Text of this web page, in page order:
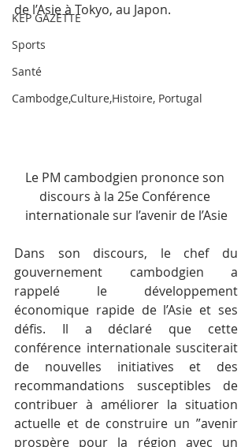
KEP GAZETTE
Sports
Santé
Cambodge,Culture,Histoire, Portugal
de l’Asie à Tokyo, au Japon.
Le PM cambodgien prononce son
discours à la 25e Conférence
internationale sur l’avenir de l’Asie
Dans son discours, le chef du
gouvernement cambodgien a
rappelé le développement
économique rapide de l’Asie et ses
défis. Il a déclaré que cette
conférence internationale susciterait
de nouvelles initiatives et des
recommandations susceptibles de
contribuer à améliorer la situation
actuelle et de construire un ”avenir
prospère pour la région avec un